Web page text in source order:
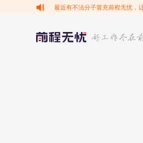
最近有不法分子冒充前程无忧，